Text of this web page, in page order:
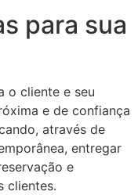
para sua
o cliente e seu
e de confiança
através de
entregar
e
clientes.